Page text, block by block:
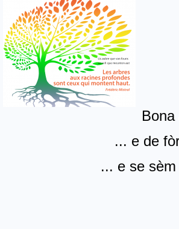
... e de
... e se